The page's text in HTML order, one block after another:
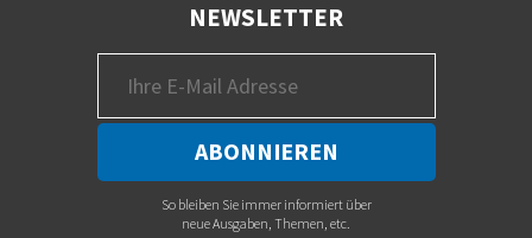
NEWSLETTER
So bleiben Sie immer informiert über
neue Ausgaben, Themen, etc.